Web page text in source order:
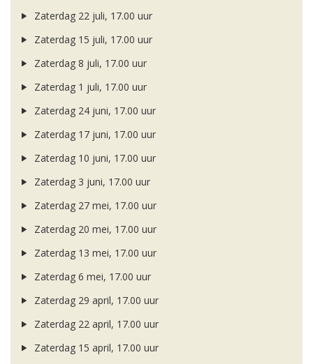
Zaterdag 22 juli, 17.00 uur
Zaterdag 15 juli, 17.00 uur
Zaterdag 8 juli, 17.00 uur
Zaterdag 1 juli, 17.00 uur
Zaterdag 24 juni, 17.00 uur
Zaterdag 17 juni, 17.00 uur
Zaterdag 10 juni, 17.00 uur
Zaterdag 3 juni, 17.00 uur
Zaterdag 27 mei, 17.00 uur
Zaterdag 20 mei, 17.00 uur
Zaterdag 13 mei, 17.00 uur
Zaterdag 6 mei, 17.00 uur
Zaterdag 29 april, 17.00 uur
Zaterdag 22 april, 17.00 uur
Zaterdag 15 april, 17.00 uur